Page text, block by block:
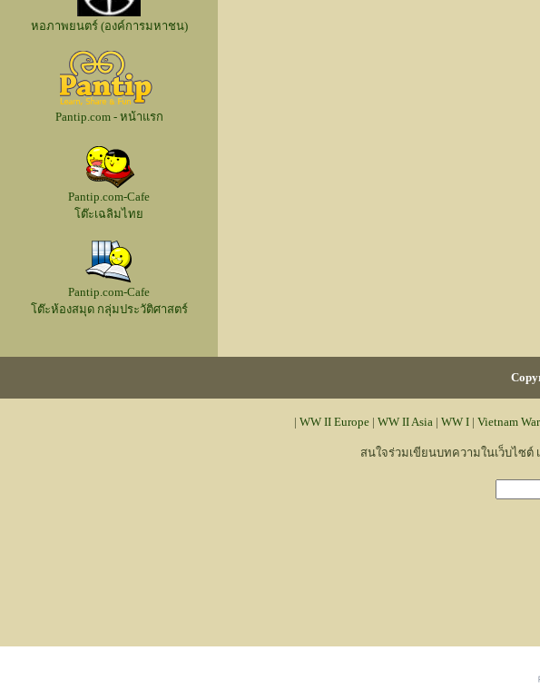
หอภาพยนตร์ (องค์การมหาชน)
Pantip.com - หน้าแรก
Pantip.com-Cafe
โต๊ะเฉลิมไทย
Pantip.com-Cafe
โต๊ะห้องสมุด กลุ่มประวัติศาสตร์
| WW II Europe | WW II Asia | WW I | Vietnam War
สนใจร่วมเขียนบทความในเว็บไซต์